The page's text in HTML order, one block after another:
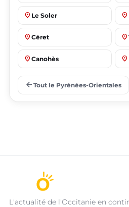
place Le Soler place
place Céret place
place Canohès place
place
arrow_back Tout le Pyrénées-Orientales
L'actualité de l'Occitanie en